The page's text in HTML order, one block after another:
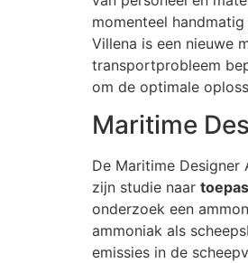
momenteel
Villena is een nieuwe
transportprobleem
om de optimale
Maritime
De Maritime Designer
zijn studie naar
onderzoek een
ammoniak als
emissies in de